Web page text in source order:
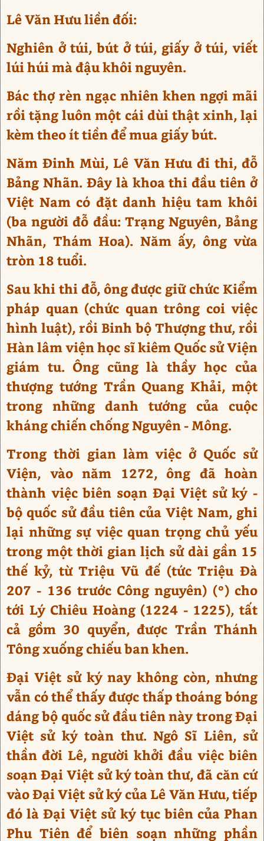
Lê Văn Hưu liền đối:
Nghiên ở túi, bút ở túi, giấy ở túi, viết
lúi húi mà đậu khôi nguyên.
Bác thợ rèn ngạc nhiên khen ngợi mãi
rồi tặng luôn một cái dùi thật xinh, lại
kèm theo ít tiền để mua giấy bút.
Năm Đinh Mùi, Lê Văn Hưu đi thi, đỗ
Bảng Nhãn. Đây là khoa thi đầu tiên ở
Việt Nam có đặt danh hiệu tam khôi
(ba người đỗ đầu: Trạng Nguyên, Bảng
Nhãn, Thám Hoa). Năm ấy, ông vừa
tròn 18 tuổi.
Sau khi thi đỗ, ông được giữ chức Kiểm
pháp quan (chức quan trông coi việc
hình luật), rồi Binh bộ Thượng thư, rồi
Hàn lâm viện học sĩ kiêm Quốc sử Viện
giám tu. Ông cũng là thầy học của
thượng tướng Trần Quang Khải, một
trong những danh tướng của cuộc
kháng chiến chống Nguyên - Mông.
Trong thời gian làm việc ở Quốc sử
Viện, vào năm 1272, ông đã hoàn
thành việc biên soạn Đại Việt sử ký -
bộ quốc sử đầu tiên của Việt Nam, ghi
lại những sự việc quan trọng chủ yếu
trong một thời gian lịch sử dài gần 15
thế kỷ, từ Triệu Vũ đế (tức Triệu Đà
207 - 136 trước Công nguyên) (°) cho
tới Lý Chiêu Hoàng (1224 - 1225), tất
cả gồm 30 quyển, được Trần Thánh
Tông xuống chiếu ban khen.
Đại Việt sử ký nay không còn, nhưng
vẫn có thể thấy được thấp thoáng bóng
dáng bộ quốc sử đầu tiên này trong Đại
Việt sử ký toàn thư. Ngô Sĩ Liên, sử
thần đời Lê, người khởi đầu việc biên
soạn Đại Việt sử ký toàn thư, đã căn cứ
vào Đại Việt sử ký của Lê Văn Hưu, tiếp
đó là Đại Việt sử ký tục biên của Phan
Phu Tiên để biên soạn những phần